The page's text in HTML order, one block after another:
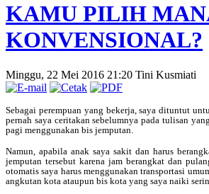
KAMU PILIH
KONVENSIONAL?
Minggu, 22 Mei 2016 21:20 Tini Kusmiati
Sebagai perempuan yang bekerja, saya dituntut
pernah saya ceritakan sebelumnya pada tulisan
pagi menggunakan bis jemputan.
Namun, apabila anak saya sakit dan harus
jemputan tersebut karena jam berangkat dan
otomatis saya harus menggunakan transportasi
angkutan kota ataupun bis kota yang saya naiki